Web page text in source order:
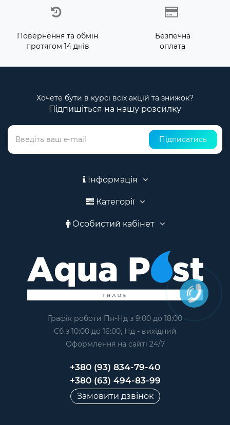
Повернення та обмін
протягом 14 днів
Безпечна
оплата
Хочете бути в курсі всіх акцій та знижок?
Підпишіться на нашу розсилку
Підписатись
Інформація
Категорії
Особистий кабінет
Графік роботи Пн-Нд з 9:00 до 18:00
Сб з 10:00 до 16:00, Нд - вихідний
Оформлення на сайтi 24/7
+380 (93) 834-79-40
+380 (63) 494-83-99
Замовити дзвінок